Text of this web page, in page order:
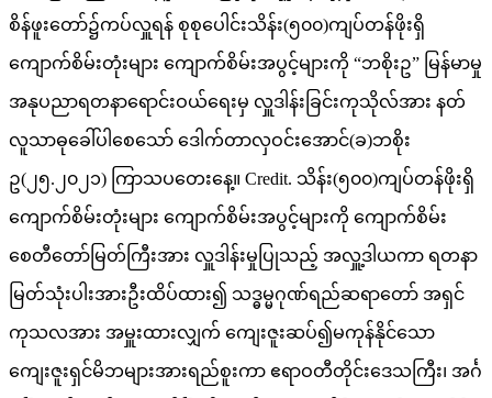
စိန်ဖူးတော်၌ကပ်လှူရန် စုစုပေါင်းသိန်း(၅၀၀)ကျပ်တန်ဖိုးရှိ
ကျောက်စိမ်းတုံးများ ကျောက်စိမ်းအပွင့်များကို “ဘစိုးဥ” မြန်မာမှု
အနုပညာရတနာရောင်းဝယ်ရေးမှ လှူဒါန်းခြင်းကုသိုလ်အား နတ်
လူသာဓုခေါ်ပါစေသော် ဒေါက်တာလှဝင်းအောင်(ခ)ဘစိုး
ဥ(၂၅.၂၀၂၁) ကြာသပတေးနေ့။ Credit. သိန်း(၅၀၀)ကျပ်တန်ဖိုးရှိ
ကျောက်စိမ်းတုံးများ ကျောက်စိမ်းအပွင့်များကို ကျောက်စိမ်း
စေတီတော်မြတ်ကြီးအား လှူဒါန်းမှုပြုသည့် အလှူ့ဒါယကာ ရတနာ
မြတ်သုံးပါးအားဦးထိပ်ထား၍ သဒ္ဓမ္မဂုဏ်ရည်ဆရာတော် အရှင်
ကုသလအား အမှူးထားလျှက် ကျေးဇူးဆပ်၍မကုန်နိုင်သော
ကျေးဇူးရှင်မိဘများအားရည်စူးကာ ဧရာဝတီတိုင်းဒေသကြီး၊ အင်္ဂ